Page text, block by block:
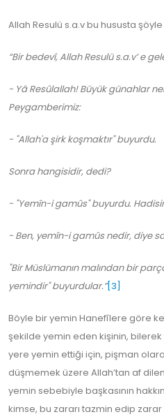
Allah Resulü s.a.v bu hususta
“Bir bedevî, Allah Resulü s.a.v’ e
- Yâ Resûlallah! Büyük günahlar
Peygamberimiz:
- "Allah'a şirk koşmaktır" buyurdu.
Sonra hangisidir, dedi?
- "Yemîn-i gamûs" buyurdu.
- Ben, yemîn-i gamûs nedir, diye
"Bir Müslümanın malından bir
yemindir" buyurdular.”[3]
Böyle bir yemin Hanefîlere göre
şekilde yemin eden kişinin, bilerek
yere yemin ettiği için, pişman
düşmemek üzere Allah’tan af
yemin sebebiyle başkasının
kimse, bu zararı tazmin edip